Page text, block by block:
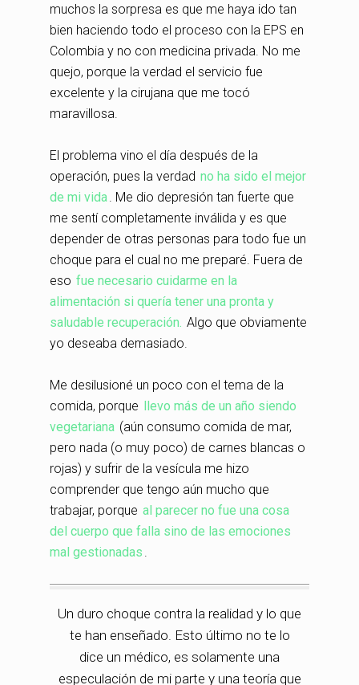
muchos la sorpresa es que me haya ido tan
bien haciendo todo el proceso con la EPS en
Colombia y no con medicina privada. No me
quejo, porque la verdad el servicio fue
excelente y la cirujana que me tocó
maravillosa.
El problema vino el día después de la
operación, pues la verdad no ha sido el mejor
de mi vida . Me dio depresión tan fuerte que
me sentí completamente inválida y es que
depender de otras personas para todo fue un
choque para el cual no me preparé. Fuera de
eso fue necesario cuidarme en la
alimentación si quería tener una pronta y
saludable recuperación. Algo que obviamente
yo deseaba demasiado.
Me desilusioné un poco con el tema de la
comida, porque llevo más de un año siendo
vegetariana (aún consumo comida de mar,
pero nada (o muy poco) de carnes blancas o
rojas) y sufrir de la vesícula me hizo
comprender que tengo aún mucho que
trabajar, porque al parecer no fue una cosa
del cuerpo que falla sino de las emociones
mal gestionadas
Un duro choque contra la realidad y lo que
te han enseñado. Esto último no te lo
dice un médico, es solamente una
especulación de mi parte y una teoría que